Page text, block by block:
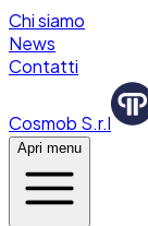
Chi siamo
News
Contatti
Cosmob S.r.l
Apri menu